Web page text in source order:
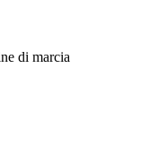
di marcia